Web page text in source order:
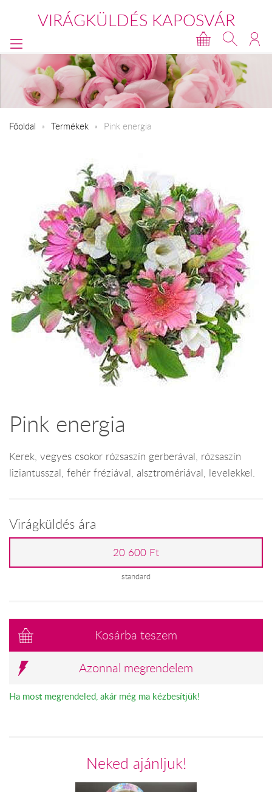
VIRÁGKÜLDÉS KAPOSVÁR
Főoldal Termékek Pink energia
Pink energia
Kerek, vegyes csokor rózsaszín gerberával, rózsaszín
liziantusszal, fehér fréziával, alsztromériával, levelekkel.
Virágküldés ára
20 600 Ft
standard
Kosárba teszem
Azonnal megrendelem
Ha most megrendeled, akár még ma kézbesítjük!
Neked ajánljuk!